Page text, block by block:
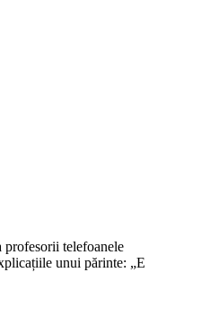
telefoanele
unui părinte: „E